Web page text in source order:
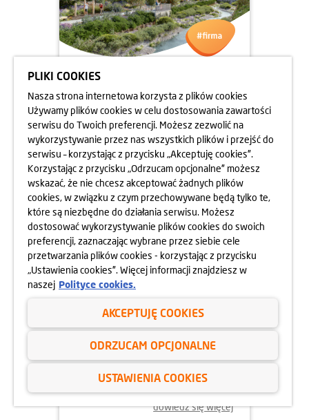
05.05.2025
DZIEŃ OTWARTY
MOKOTOWA SPORTOWEGO
10.05.2025
dowiedz się więcej
24.04.2025
800 MIESZKAŃ BEZ WKŁADU
WŁASNEGO
dowiedz się więcej
PLIKI COOKIES
Nasza strona internetowa korzysta z plików cookies
Używamy plików cookies w celu dostosowania zawartości
serwisu do Twoich preferencji. Możesz zezwolić na
wykorzystywanie przez nas wszystkich plików i przejść do
serwisu – korzystając z przycisku „Akceptuję cookies”.
Korzystając z przycisku „Odrzucam opcjonalne” możesz
wskazać, że nie chcesz akceptować żadnych plików
cookies, w związku z czym przechowywane będą tylko te,
które są niezbędne do działania serwisu. Możesz
dostosować wykorzystywanie plików cookies do swoich
preferencji, zaznaczając wybrane przez siebie cele
przetwarzania plików cookies - korzystając z przycisku
„Ustawienia cookies”. Więcej informacji znajdziesz w
naszej Polityce cookies.
AKCEPTUJĘ COOKIES
ODRZUCAM OPCJONALNE
USTAWIENIA COOKIES